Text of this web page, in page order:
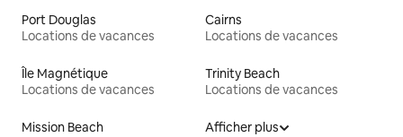
Port Douglas
Locations de vacances
Cairns
Locations de vacances
Île Magnétique
Locations de vacances
Trinity Beach
Locations de vacances
Mission Beach
Afficher plus